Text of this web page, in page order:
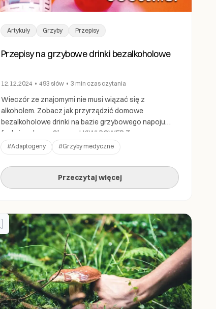
Artykuły Grzyby Przepisy
Przepisy na grzybowe drinki bezalkoholowe
12.12.2024 • 493 słów • 3 min czas czytania
Wieczór ze znajomymi nie musi wiązać się z
alkoholem. Zobacz jak przyrządzić domowe
bezalkoholowe drinki na bazie grzybowego napoju
funkcjonalnego Shroom! KIWI POWER Ten
bezalkoholowy drink, dzięki zawartości soplówki
jeżowatej i maczużnika bojowego, pobudzi Cię i doda
energii. Kto potrzebuje kofeiny, gdy siła natury może
równie dobrze stawiać na nogi? Składniki: Czas
przygotowania: 5 minut […]
#Adaptogeny #Grzyby medyczne
Przeczytaj więcej